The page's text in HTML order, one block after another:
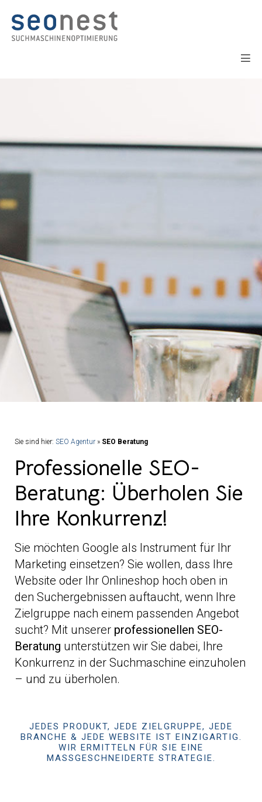
Sie sind hier: SEO Agentur » SEO Beratung
Professionelle SEO-
Beratung: Überholen Sie
Ihre Konkurrenz!
Sie möchten Google als Instrument für Ihr
Marketing einsetzen? Sie wollen, dass Ihre
Website oder Ihr Onlineshop hoch oben in
den Suchergebnissen auftaucht, wenn Ihre
Zielgruppe nach einem passenden Angebot
sucht? Mit unserer professionellen SEO-
Beratung unterstützen wir Sie dabei, Ihre
Konkurrenz in der Suchmaschine einzuholen
– und zu überholen.
JEDES PRODUKT, JEDE ZIELGRUPPE, JEDE
BRANCHE & JEDE WEBSITE IST EINZIGARTIG.
WIR ERMITTELN FÜR SIE EINE
MASSGESCHNEIDERTE STRATEGIE.